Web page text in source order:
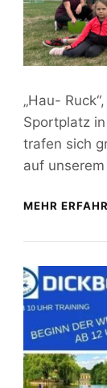
„Hau-
Sportplatz
trafen sich
auf
MEHR